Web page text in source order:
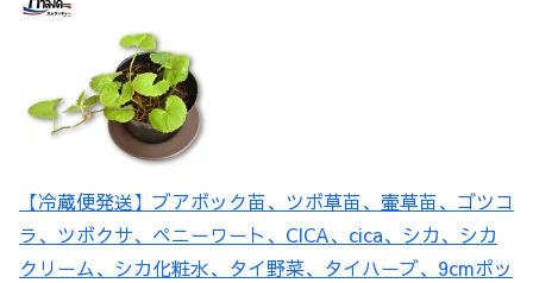
【冷蔵便発送】ブアボック苗、ツボ草苗、壷草苗、ゴツコ
ラ、ツボクサ、ペニーワート、CICA、cica、シカ、シカ
クリーム、シカ化粧水、タイ野菜、タイハーブ、9cmポッ